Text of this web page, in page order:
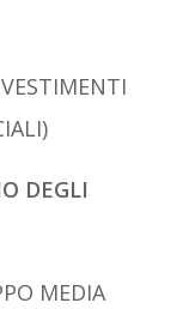
)
DEGLI
MEDIA